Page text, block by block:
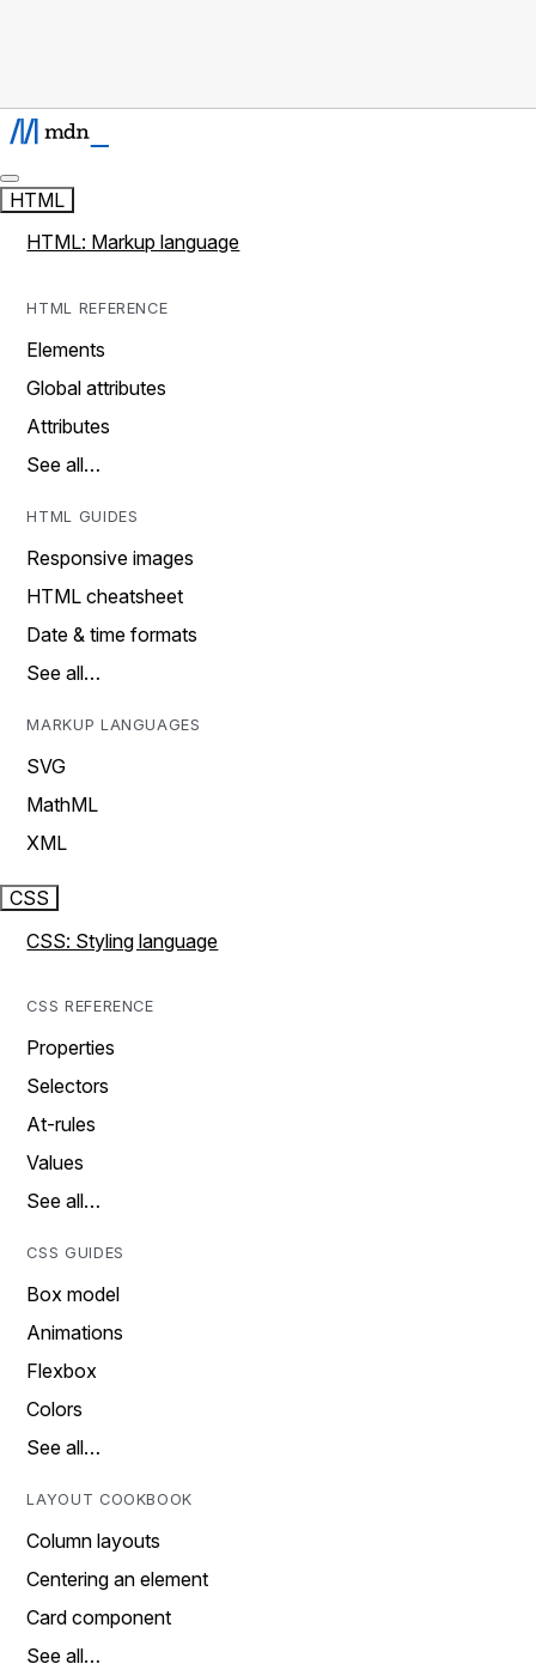
HTML
HTML: Markup language
HTML REFERENCE
Elements
Global attributes
Attributes
See all…
HTML GUIDES
Responsive images
HTML cheatsheet
Date & time formats
See all…
MARKUP LANGUAGES
SVG
MathML
XML
CSS
CSS: Styling language
CSS REFERENCE
Properties
Selectors
At-rules
Values
See all…
CSS GUIDES
Box model
Animations
Flexbox
Colors
See all…
LAYOUT COOKBOOK
Column layouts
Centering an element
Card component
See all…